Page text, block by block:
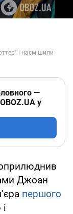
—
у
Джоан
першого